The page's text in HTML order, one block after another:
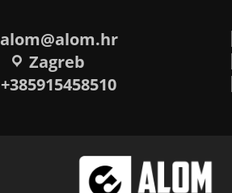
alom@alom.hr
Zagreb
+385915458510